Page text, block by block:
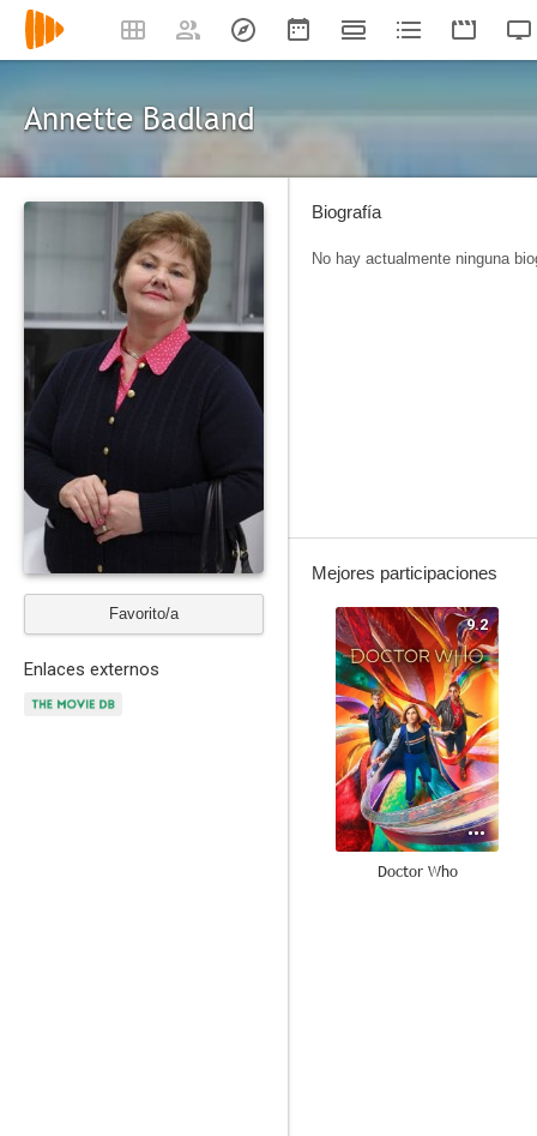
Annette Badland
Favorito/a
Enlaces externos
Biografía
No hay actualmente ninguna
Mejores participaciones
9.2
Doctor Who